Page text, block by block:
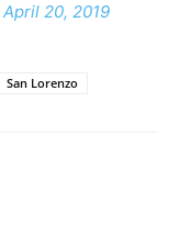
April 20, 2019
San Lorenzo